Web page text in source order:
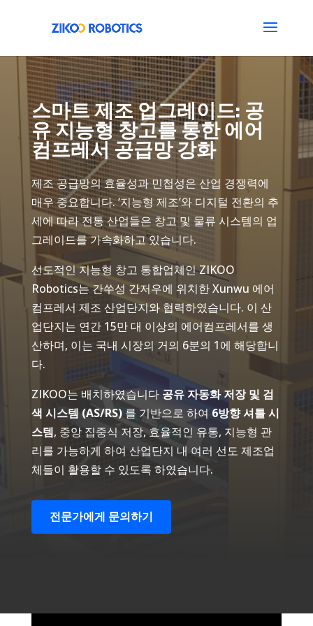
스마트 제조 업그레이드: 공
유 지능형 창고를 통한 에어
컴프레서 공급망 강화
제조 공급망의 효율성과 민첩성은 산업 경쟁력에
매우 중요합니다. ‘지능형 제조’와 디지털 전환의 추
세에 따라 전통 산업들은 창고 및 물류 시스템의 업
그레이드를 가속화하고 있습니다.
선도적인 지능형 창고 통합업체인 ZIKOO
Robotics는 간쑤성 간저우에 위치한 Xunwu 에어
컴프레서 제조 산업단지와 협력하였습니다. 이 산
업단지는 연간 15만 대 이상의 에어컴프레서를 생
산하며, 이는 국내 시장의 거의 6분의 1에 해당합니
다.
ZIKOO는 배치하였습니다 공유 자동화 저장 및 검
색 시스템 (AS/RS)를 기반으로 하여 6방향 셔틀 시
스템, 중앙 집중식 저장, 효율적인 유통, 지능형 관
리를 가능하게 하여 산업단지 내 여러 선도 제조업
체들이 활용할 수 있도록 하였습니다.
전문가에게 문의하기